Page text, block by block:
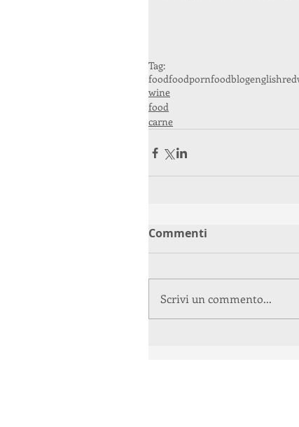
Tag:
foodfoodpornfoodblogenglish
wine
food
carne
Commenti
Scrivi un commento...